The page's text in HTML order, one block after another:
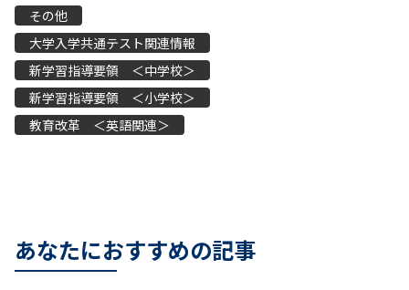
その他
大学入学共通テスト関連情報
新学習指導要領 ＜中学校＞
新学習指導要領 ＜小学校＞
教育改革 ＜英語関連＞
あなたにおすすめの記事